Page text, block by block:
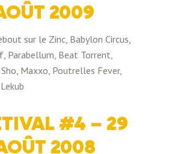
2009
sur le Zinc, Babylon Circus,
Parabellum, Beat Torrent,
Maxxo, Poutrelles Fever,
#4 – 29
2008